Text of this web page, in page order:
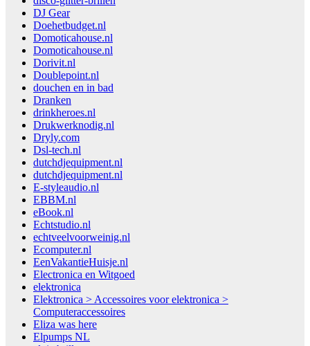
DJ Gear
Doehetbudget.nl
Domoticahouse.nl
Domoticahouse.nl
Dorivit.nl
Doublepoint.nl
douchen en in bad
Dranken
drinkheroes.nl
Drukwerknodig.nl
Dryly.com
Dsl-tech.nl
dutchdjequipment.nl
dutchdjequipment.nl
E-styleaudio.nl
EBBM.nl
eBook.nl
Echtstudio.nl
echtveelvoorweinig.nl
Ecomputer.nl
EenVakantieHuisje.nl
Electronica en Witgoed
elektronica
Elektronica > Accessoires voor elektronica >
Computeraccessoires
Eliza was here
Elpumps NL